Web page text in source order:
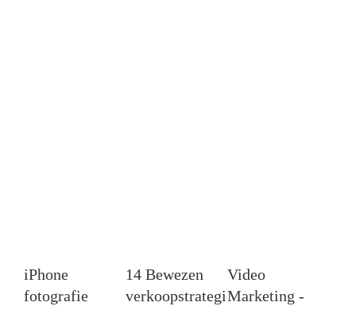
iPhone
fotografie
14 Bewezen
verkoopstrategieën
Video
Marketing -